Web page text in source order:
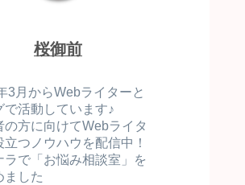
桜御前
3月からWebライターと
で活動しています♪
の方に向けてWebライタ
立つノウハウを配信中！
ラで「お悩み相談室」を
ました